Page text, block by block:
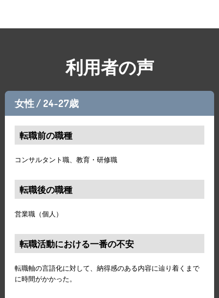
利用者の声
女性 / 24~27歳
転職前の職種
コンサルタント職、教育・研修職
転職後の職種
営業職（個人）
転職活動における一番の不安
転職軸の言語化に対して、納得感のある内容に辿り着くまで
に時間がかかった。